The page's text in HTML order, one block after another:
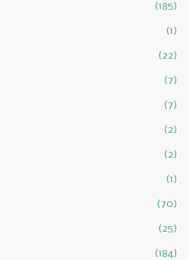
(185)
(1)
(22)
(7)
(7)
(2)
(2)
(1)
(70)
(25)
(184)